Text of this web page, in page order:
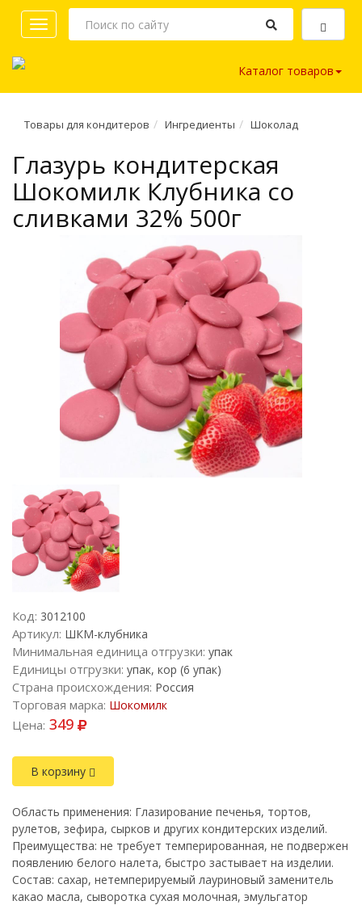
Toggle
navigation
Каталог товаров
Товары для кондитеров Ингредиенты Шоколад
Глазурь кондитерская
Шокомилк Клубника со
сливками 32% 500г
Код: 3012100
Артикул: ШКМ-клубника
Минимальная единица отгрузки: упак
Единицы отгрузки: упак, кор (6 упак)
Страна происхождения: Россия
Торговая марка: Шокомилк
Цена: 349
В корзину
Область применения: Глазирование печенья, тортов,
рулетов, зефира, сырков и других кондитерских изделий.
Преимущества: не требует темперированная, не подвержен
появлению белого налета, быстро застывает на изделии.
Состав: сахар, нетемперируемый лауриновый заменитель
какао масла, сыворотка сухая молочная, эмульгатор